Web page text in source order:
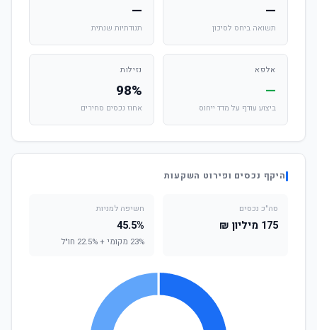
—
תשואה ביחס לסיכון
—
תנודתיות שנתית
אלפא
—
ביצוע עודף על מדד ייחוס
נזילות
98%
אחוז נכסים סחירים
היקף נכסים ופירוט השקעות
סה"כ נכסים
175 מיליון ₪
חשיפה למניות
45.5%
23% מקומי + 22.5% חו"ל